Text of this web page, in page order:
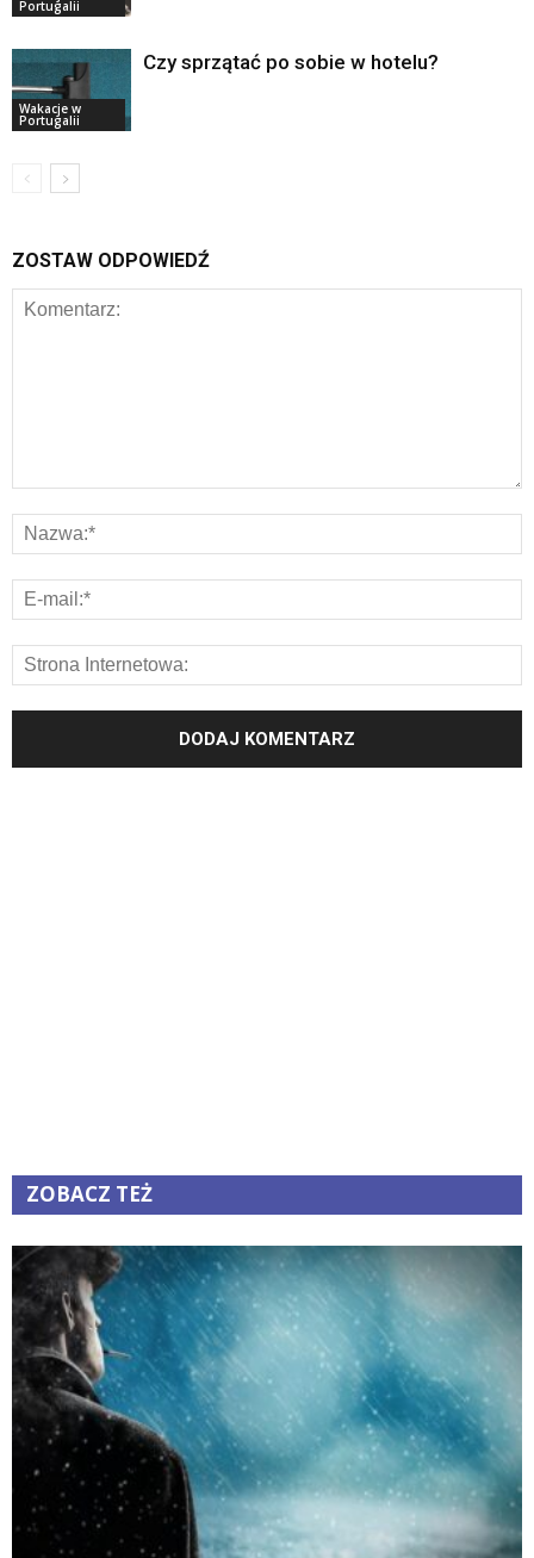
Portugalii
Wakacje w
Portugalii
Czy sprzątać po sobie w hotelu?
ZOSTAW ODPOWIEDŹ
ZOBACZ TEŻ